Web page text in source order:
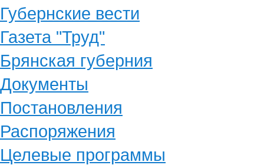
Губернские вести
Газета "Труд"
Брянская губерния
Документы
Постановления
Распоряжения
Целевые программы